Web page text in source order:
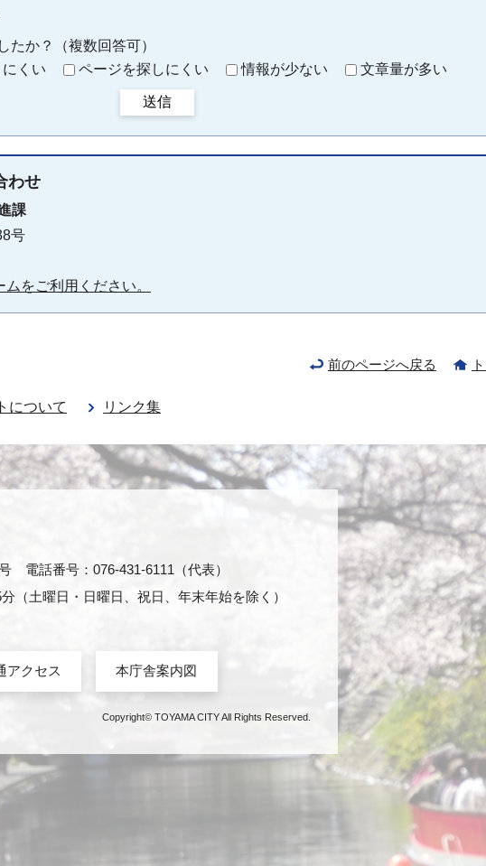
たか？（複数回答可）
くい ページを探しにくい 情報が少ない 文章量が多い
送信
わせ
課
号
をご利用ください。
前のページへ戻る
について リンク集
電話番号：076-431-6111（代表）
（土曜日・日曜日、祝日、年末年始を除く）
アクセス 本庁舎案内図
Copyright© TOYAMA CITY All Rights Reserved.